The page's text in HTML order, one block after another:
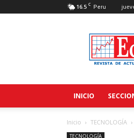
16.5 C Peru
INICIO
Inicio TECNOLOGÍA
TECNOLOGÍA